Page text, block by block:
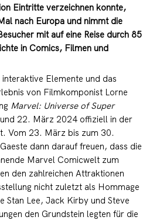
Eintritte verzeichnen konnte,
nach Europa und nimmt die
mit auf eine Reise durch 85
in Comics, Filmen und
Elemente und das
von Filmkomponist Lorne
Marvel: Universe of Super
22. März 2024 offiziell in der
Vom 23. März bis zum 30.
dann darauf freuen, dass die
Marvel Comicwelt zum
den zahlreichen Attraktionen
nicht zuletzt als Hommage
Stan Lee, Jack Kirby und Steve
den Grundstein legten für die